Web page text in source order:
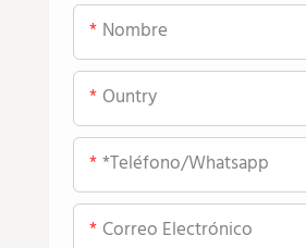
Nombre
Ountry
*teléfono/whatsapp
Correo Electrónico